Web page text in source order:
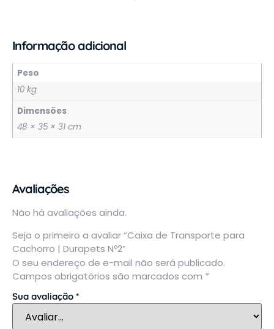
Informação adicional
Peso
10 kg
Dimensões
48 × 35 × 31 cm
Avaliações
Não há avaliações ainda.
Seja o primeiro a avaliar “Caixa de Transporte para
Cachorro | Durapets Nº2”
O seu endereço de e-mail não será publicado.
Campos obrigatórios são marcados com *
Sua avaliação *